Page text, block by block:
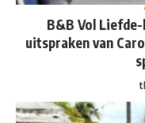
B&B Vol
uitspraken van